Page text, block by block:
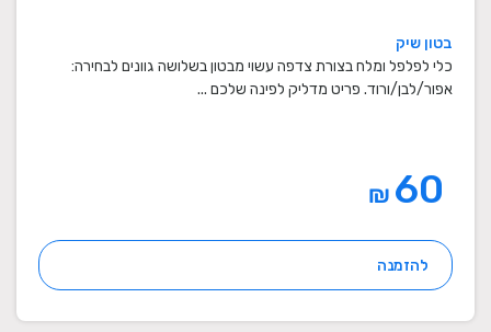
בטון שיק
כלי לפלפל ומלח בצורת צדפה עשוי מבטון בשלושה גוונים לבחירה:
אפור/לבן/ורוד. פריט מדליק לפינה שלכם ...
₪
להזמנה